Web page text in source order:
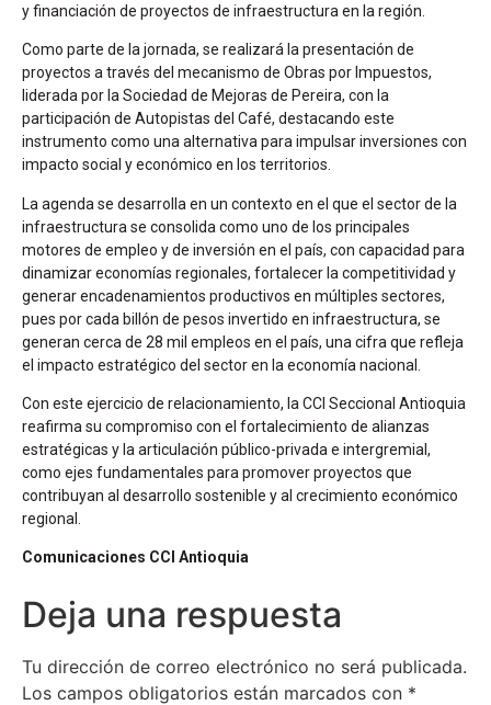
y financiación de proyectos de infraestructura en la región.
Como parte de la jornada, se realizará la presentación de
proyectos a través del mecanismo de Obras por Impuestos,
liderada por la Sociedad de Mejoras de Pereira, con la
participación de Autopistas del Café, destacando este
instrumento como una alternativa para impulsar inversiones con
impacto social y económico en los territorios.
La agenda se desarrolla en un contexto en el que el sector de la
infraestructura se consolida como uno de los principales
motores de empleo y de inversión en el país, con capacidad para
dinamizar economías regionales, fortalecer la competitividad y
generar encadenamientos productivos en múltiples sectores,
pues por cada billón de pesos invertido en infraestructura, se
generan cerca de 28 mil empleos en el país, una cifra que refleja
el impacto estratégico del sector en la economía nacional.
Con este ejercicio de relacionamiento, la CCI Seccional Antioquia
reafirma su compromiso con el fortalecimiento de alianzas
estratégicas y la articulación público-privada e intergremial,
como ejes fundamentales para promover proyectos que
contribuyan al desarrollo sostenible y al crecimiento económico
regional.
Comunicaciones CCI Antioquia
Deja una respuesta
Tu dirección de correo electrónico no será publicada.
Los campos obligatorios están marcados con *